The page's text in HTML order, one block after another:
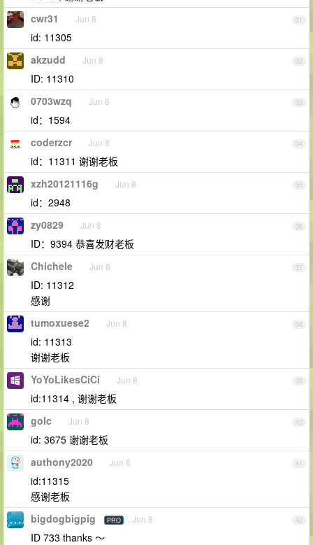
31
cwr31 Jun 8
id: 11305
32
akzudd Jun 8
ID: 11310
33
0703wzq Jun 8
id：1594
34
coderzcr Jun 8
id：11311 谢谢老板
35
xzh20121116g Jun 8
id：2948
36
zy0829 Jun 8
ID：9394 恭喜发财老板
37
Chichele Jun 8
ID: 11312
感谢
38
tumoxuese2 Jun 8
id: 11313
谢谢老板
39
YoYoLikesCiCi Jun 8
id:11314 , 谢谢老板
40
golc Jun 8
id: 3675 谢谢老板
41
authony2020 Jun 8
id:11315
感谢老板
42
bigdogbigpig PRO Jun 8
ID 733 thanks ～